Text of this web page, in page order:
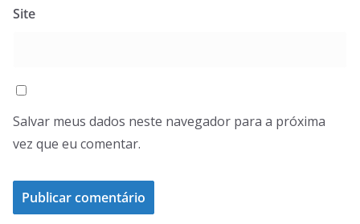
Site
Salvar meus dados neste navegador para a próxima
vez que eu comentar.